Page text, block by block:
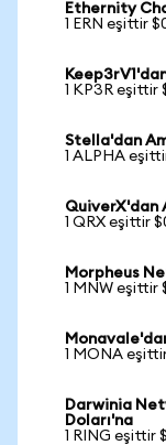
Ethernity
1 ERN eşittir
1 KP3R eşittir
Stella'dan
1 ALPHA
QuiverX'dan
1 QRX eşittir
Morpheus
1 MNW eşittir
1 MONA
Darwinia
Doları'na
1 RING eşittir